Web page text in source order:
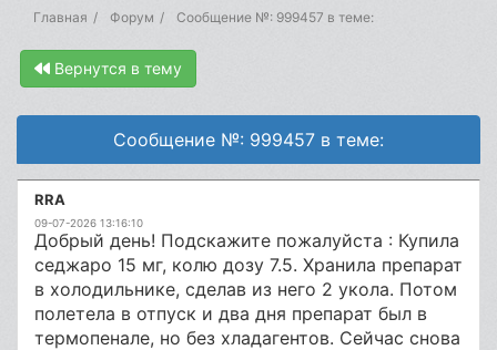
Главная Форум Сообщение №: 999457 в теме:
Вернутся в тему
Сообщение №: 999457 в теме:
RRA
09-07-2026 13:16:10
Добрый день! Подскажите пожалуйста : Купила
седжаро 15 мг, колю дозу 7.5. Хранила препарат
в холодильнике, сделав из него 2 укола. Потом
полетела в отпуск и два дня препарат был в
термопенале, но без хладагентов. Сейчас снова